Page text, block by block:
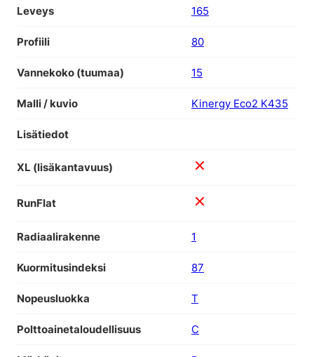
Leveys 165
Profiili 80
Vannekoko (tuumaa) 15
Malli / kuvio Kinergy Eco2 K435
Lisätiedot
XL (lisäkantavuus)
RunFlat
Radiaalirakenne 1
Kuormitusindeksi 87
Nopeusluokka T
Polttoainetaloudellisuus C